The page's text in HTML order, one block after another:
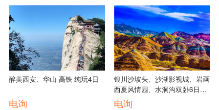
醉美西安、华山 高铁 纯玩4日
电询
银川沙坡头、沙湖影视城、岩画
西夏风情园、水洞沟双卧6日精
华游
电询